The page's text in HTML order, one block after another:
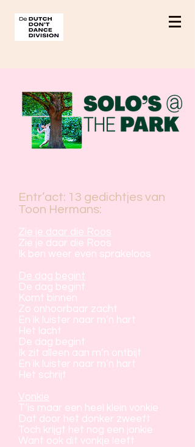
Entr’act: 13 gedichtjes van
Toon Hermans:
Zie je daar die Roos
Zie je daar die Roos
Ik ben weer even sprakeloos
De dag begint
De dag begint
Komt binnen
Zo onhoorbaar zacht
En ik luister naar m’n hart
Het lacht
De dag begint
Ik zit alleen aan m’n ontbijt
En ik luister naar m’n hart
Het schrijt
Vonkie
T’is maar een heel klein vonkie
Dat door het donker zweeft
Toch krijgt het nog een jonkie
Want ook dit vonkje leeft